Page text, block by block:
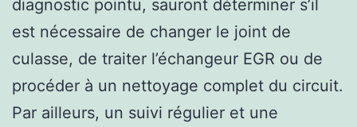
diagnostic pointu, sauront déterminer s’il
est nécessaire de changer le joint de
culasse, de traiter l’échangeur EGR ou de
procéder à un nettoyage complet du circuit.
Par ailleurs, un suivi régulier et une